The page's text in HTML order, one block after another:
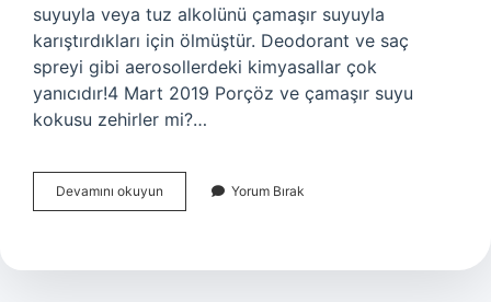
suyuyla veya tuz alkolünü çamaşır suyuyla
karıştırdıkları için ölmüştür. Deodorant ve saç
spreyi gibi aerosollerdeki kimyasallar çok
yanıcıdır!4 Mart 2019 Porçöz ve çamaşır suyu
kokusu zehirler mi?…
Devamını okuyun Çamaşır
Suyu
Çözücünün
Yorum Bırak